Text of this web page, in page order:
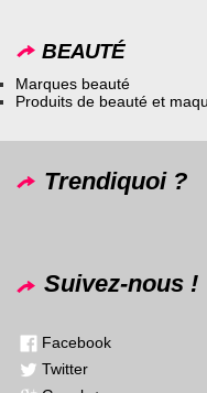
BEAUTÉ
Marques beauté
Produits de beauté et
Trendiquoi ?
Suivez-nous !
Facebook
Twitter